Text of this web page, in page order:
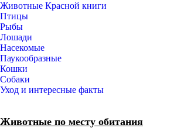
Животные Красной книги
Птицы
Рыбы
Лошади
Насекомые
Паукообразные
Кошки
Собаки
Уход и интересные факты
Животные по месту обитания